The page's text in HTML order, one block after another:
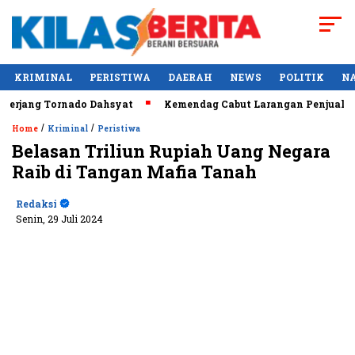
KRIMINAL PERISTIWA DAERAH NEWS POLITIK
Tornado Dahsyat Kemendag Cabut Larangan Penjualan
Home / Kriminal / Peristiwa
Belasan Triliun Rupiah Uang Negara
Raib di Tangan Mafia Tanah
Redaksi
Senin, 29 Juli 2024